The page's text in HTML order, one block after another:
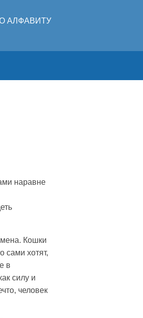
АЛФАВИТУ
наравне
Кошки
сами хотят,
в
силу и
человек